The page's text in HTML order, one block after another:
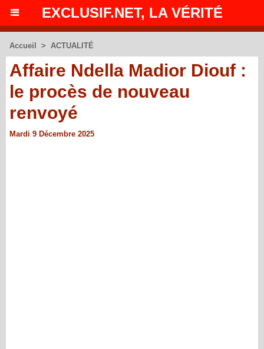
EXCLUSIF.NET, LA VÉRITÉ
Accueil > ACTUALITÉ
Affaire Ndella Madior Diouf :
le procès de nouveau
renvoyé
Mardi 9 Décembre 2025